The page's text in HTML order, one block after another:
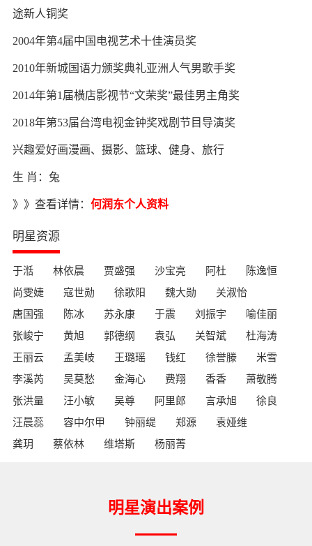
途新人铜奖
2004年第4届中国电视艺术十佳演员奖
2010年新城国语力颁奖典礼亚洲人气男歌手奖
2014年第1届横店影视节“文荣奖”最佳男主角奖
2018年第53届台湾电视金钟奖戏剧节目导演奖
兴趣爱好画漫画、摄影、篮球、健身、旅行
生 肖：兔
》》查看详情： 何润东个人资料
明星资源
于湉 林依晨 贾盛强 沙宝亮 阿杜
陈逸恒
尚雯婕
寇世勋 徐歌阳 魏大勋
关淑怡
唐国强
陈冰 苏永康 于震 刘振宇
喻佳丽
张峻宁
黄旭 郭德纲 袁弘 关智斌
杜海涛
王丽云
孟美岐 王璐瑶 钱红 徐誉滕
米雪
李溪芮
吴莫愁 金海心 费翔 香香
萧敬腾
张洪量
汪小敏 吴尊 阿里郎 言承旭
徐良
汪晨蕊
容中尔甲 钟丽缇 郑源
袁娅维
龚玥
蔡依林 维塔斯 杨丽菁
明星演出案例